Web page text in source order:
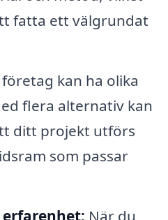
fatta ett välgrundat
kan ha olika
flera alternativ kan
ditt projekt utförs
som passar
erfarenhet: När du